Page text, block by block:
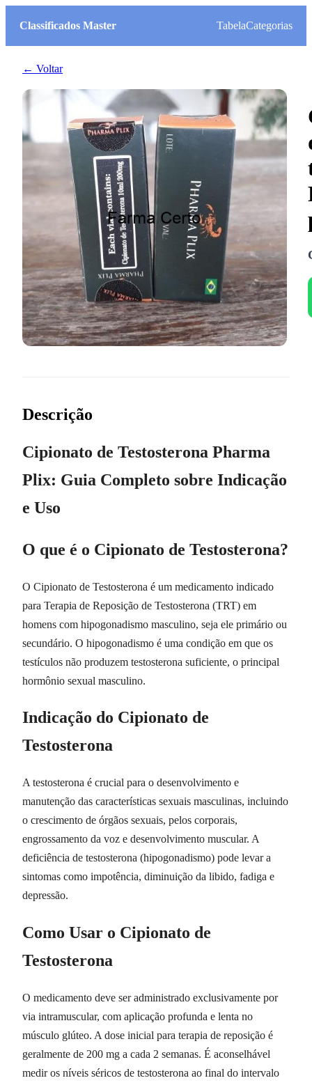
Classificados Master TabelaCategorias
← Voltar
Descrição
Cipionato de Testosterona Pharma
Plix: Guia Completo sobre Indicação
e Uso
O que é o Cipionato de Testosterona?
O Cipionato de Testosterona é um medicamento indicado
para Terapia de Reposição de Testosterona (TRT) em
homens com hipogonadismo masculino, seja ele primário ou
secundário. O hipogonadismo é uma condição em que os
testículos não produzem testosterona suficiente, o principal
hormônio sexual masculino.
Indicação do Cipionato de
Testosterona
A testosterona é crucial para o desenvolvimento e
manutenção das características sexuais masculinas, incluindo
o crescimento de órgãos sexuais, pelos corporais,
engrossamento da voz e desenvolvimento muscular. A
deficiência de testosterona (hipogonadismo) pode levar a
sintomas como impotência, diminuição da libido, fadiga e
depressão.
Como Usar o Cipionato de
Testosterona
O medicamento deve ser administrado exclusivamente por
via intramuscular, com aplicação profunda e lenta no
músculo glúteo. A dose inicial para terapia de reposição é
geralmente de 200 mg a cada 2 semanas. É aconselhável
medir os níveis séricos de testosterona ao final do intervalo